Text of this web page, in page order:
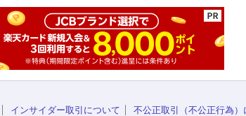
インサイダー取引について
不公正取引（不公正行為）